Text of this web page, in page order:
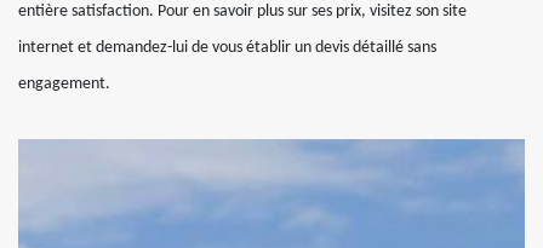
entière satisfaction. Pour en savoir plus sur ses prix, visitez son site
internet et demandez-lui de vous établir un devis détaillé sans
engagement.